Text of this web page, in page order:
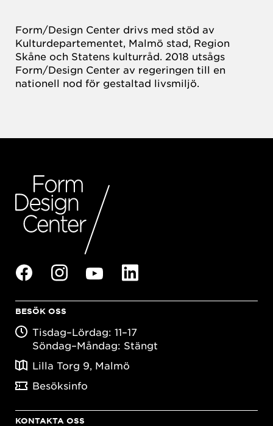
Form/Design Center drivs med stöd av
Kulturdepartementet, Malmö stad, Region
Skåne och Statens kulturråd. 2018 utsågs
Form/Design Center av regeringen till en
nationell nod för gestaltad livsmiljö.
BESÖK OSS
Tisdag–Lördag: 11–17
Söndag–Måndag: Stängt
Lilla Torg 9, Malmö
Besöksinfo
KONTAKTA OSS